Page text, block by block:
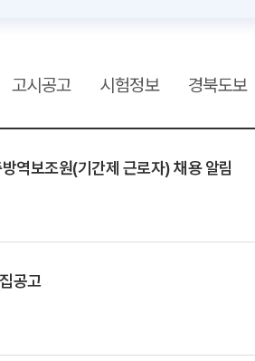
고시공고 시험정보 경북도보
역보조원(기간제 근로자) 채용 알림
공고